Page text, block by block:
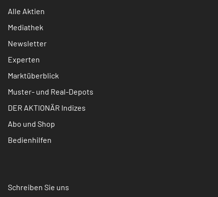
Alle Aktien
Mediathek
Newsletter
Experten
Marktüberblick
Muster- und Real-Depots
DER AKTIONÄR Indizes
Abo und Shop
Bedienhilfen
Schreiben Sie uns